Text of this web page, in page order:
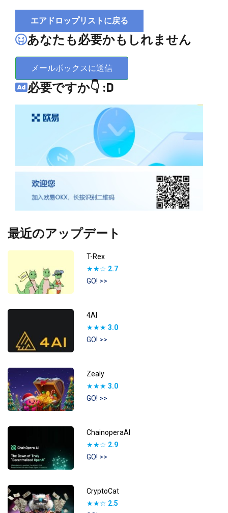
エアドロップリストに戻る
あなたも必要かもしれません
メールボックスに送信
必要ですか👇 :D
最近のアップデート
T-Rex
★★☆ 2.7
GO! >>
4AI
★★★ 3.0
GO! >>
Zealy
★★★ 3.0
GO! >>
ChainoperaAI
★★☆ 2.9
GO! >>
CryptoCat
★★☆ 2.5